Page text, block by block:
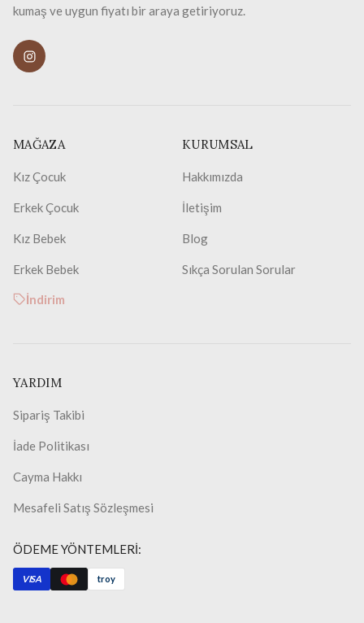
kumaş ve uygun fiyatı bir araya getiriyoruz.
MAĞAZA
Kız Çocuk
Erkek Çocuk
Kız Bebek
Erkek Bebek
İndirim
KURUMSAL
Hakkımızda
İletişim
Blog
Sıkça Sorulan Sorular
YARDIM
Sipariş Takibi
İade Politikası
Cayma Hakkı
Mesafeli Satış Sözleşmesi
ÖDEME YÖNTEMLERİ:
VISA troy